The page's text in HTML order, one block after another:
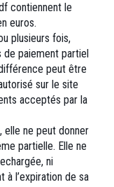
contiennent le
euros.
plusieurs fois,
de paiement partiel
peut être
sur le site
acceptés par la
elle ne peut donner
partielle. Elle ne
ni
l’expiration de sa